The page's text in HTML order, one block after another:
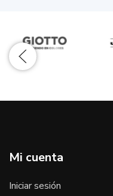
Mi cuenta
Iniciar sesión